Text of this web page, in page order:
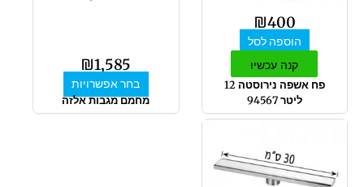
₪400
הוספה לסל
קנה עכשיו
פח אשפה נירוסטה 12
ליטר 94567
₪1,585
בחר אפשרויות
בעמוד
המוצר
מחמם מגבות אלזה